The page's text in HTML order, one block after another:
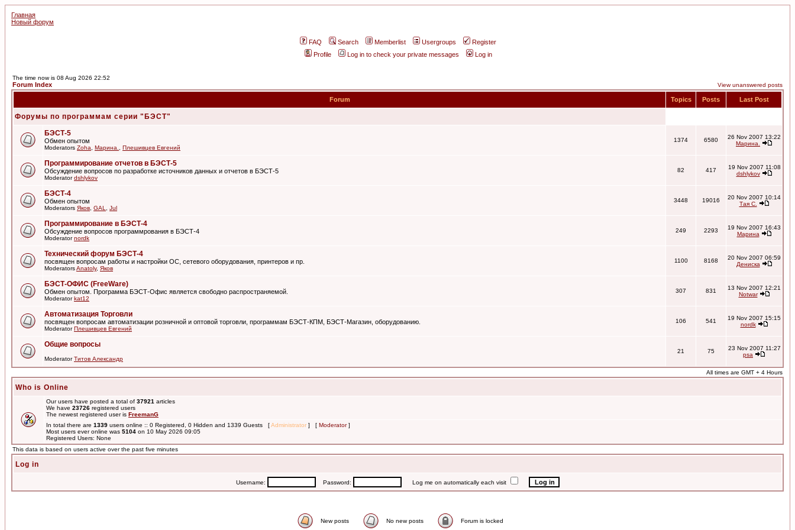
Главная
Новый форум
FAQ Search Memberlist Usergroups
Register
Profile
Log in to check your private messages Log in
The time now is 08 Aug 2026 22:52
Forum Index View unanswered posts
Forum Topics Posts Last Post
Форумы по программам серии "БЭСТ"
БЭСТ-5
Обмен опытом
Moderators Zoha Марина. Плешивцев Евгений
1374 6580
26 Nov 2007 13:22
Марина.
Программирование отчетов в БЭСТ-5
Обсуждение вопросов по разработке источников данных и отчетов в БЭСТ-5
Moderatordshlykov
82 417
19 Nov 2007 11:08
dshlykov
БЭСТ-4
Обмен опытом
Moderators Яков GAL Jul
3448 19016
20 Nov 2007 10:14
Тая С.
Программирование в БЭСТ-4
Обсуждение вопросов программрования в БЭСТ-4
Moderatornordk
249 2293
19 Nov 2007 16:43
Марина
Технический форум БЭСТ-4
посвящен вопросам работы и настройки ОС, сетевого оборудования, принтеров и пр.
ModeratorsAnatoly, Яков
1100 8168
20 Nov 2007 06:59
Дениска
БЭСТ-ОФИС (FreeWare)
Обмен опытом. Программа БЭСТ-Офис является свободно распространяемой.
Moderatorkat12
307 831
13 Nov 2007 12:21
Notwar
Автоматизация Торговли
посвящен вопросам автоматизации розничной и оптовой торговли, программам БЭСТ-КПМ, БЭСТ-Магазин, оборудованию.
ModeratorПлешивцев Евгений
106 541
19 Nov 2007 15:15
nordk
Общие вопросы
ModeratorТитов Александр
21 75
23 Nov 2007 11:27
psa
All times are GMT + 4 Hours
Who is Online
Our users have posted a total of 37921 articles
We have 23726 registered users
The newest registered user is FreemanG
In total there are 1339 users online :: 0 Registered, 0 Hidden and 1339 Guests [Administrator ] [ Moderator]
Most users ever online was 5104 on 10 May 2026 09:05
Registered Users: None
This data is based on users active over the past five minutes
Log in
Username: Password: Log me on automatically each visit
New posts No new posts Forum is locked